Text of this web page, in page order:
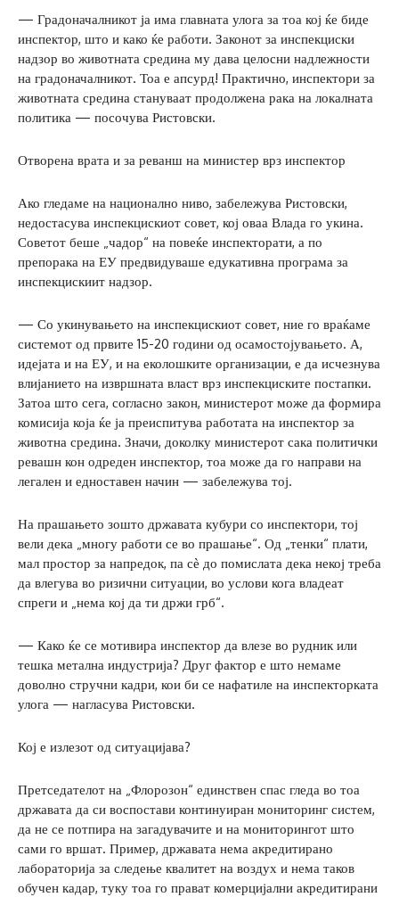
— Градоначалникот ја има главната улога за тоа кој ќе биде
инспектор, што и како ќе работи. Законот за инспекциски
надзор во животната средина му дава целосни надлежности
на градоначалникот. Тоа е апсурд! Практично, инспектори за
животната средина стануваат продолжена рака на локалната
политика — посочува Ристовски.
Отворена врата и за реванш на министер врз инспектор
Ако гледаме на национално ниво, забележува Ристовски,
недостасува инспекцискиот совет, кој оваа Влада го укина.
Советот беше „чадор“ на повеќе инспекторати, а по
препорака на ЕУ предвидуваше едукативна програма за
инспекцискиит надзор.
— Со укинувањето на инспекцискиот совет, ние го враќаме
системот од првите 15-20 години од осамостојувањето. А,
идејата и на ЕУ, и на еколошките организации, е да исчезнува
влијанието на извршната власт врз инспекциските постапки.
Затоа што сега, согласно закон, министерот може да формира
комисија која ќе ја преиспитува работата на инспектор за
животна средина. Значи, доколку министерот сака политички
ревашн кон одреден инспектор, тоа може да го направи на
легален и едноставен начин — забележува тој.
На прашањето зошто државата кубури со инспектори, тој
вели дека „многу работи се во прашање“. Од „тенки“ плати,
мал простор за напредок, па сѐ до помислата дека некој треба
да влегува во ризични ситуации, во услови кога владеат
спреги и „нема кој да ти држи грб“.
— Како ќе се мотивира инспектор да влезе во рудник или
тешка метална индустрија? Друг фактор е што немаме
доволно стручни кадри, кои би се нафатиле на инспекторката
улога — нагласува Ристовски.
Кој е излезот од ситуацијава?
Претседателот на „Флорозон“ единствен спас гледа во тоа
државата да си воспостави континуиран мониторинг систем,
да не се потпира на загадувачите и на мониторингот што
сами го вршат. Пример, државата нема акредитирано
лабораторија за следење квалитет на воздух и нема таков
обучен кадар, туку тоа го прават комерцијални акредитирани